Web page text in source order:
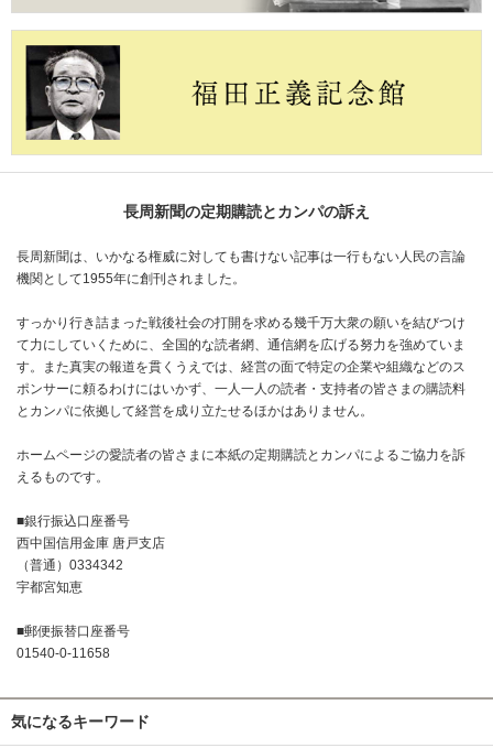
長周新聞の定期購読とカンパの訴え
長周新聞は、いかなる権威に対しても書けない記事は一行もない人民の言論
機関として1955年に創刊されました。
すっかり行き詰まった戦後社会の打開を求める幾千万大衆の願いを結びつけ
て力にしていくために、全国的な読者網、通信網を広げる努力を強めていま
す。また真実の報道を貫くうえでは、経営の面で特定の企業や組織などのス
ポンサーに頼るわけにはいかず、一人一人の読者・支持者の皆さまの購読料
とカンパに依拠して経営を成り立たせるほかはありません。
ホームページの愛読者の皆さまに本紙の定期購読とカンパによるご協力を訴
えるものです。
■銀行振込口座番号
西中国信用金庫 唐戸支店
（普通）0334342
宇都宮知恵
■郵便振替口座番号
01540-0-11658
気になるキーワード